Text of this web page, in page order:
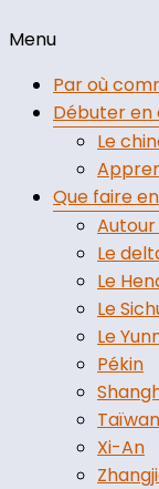
Profitez du
Menu
Par où
Débuter en
Le
Que faire
Autour
Le
Le
Le
Le
Pékin
Taïwan
Xi-An